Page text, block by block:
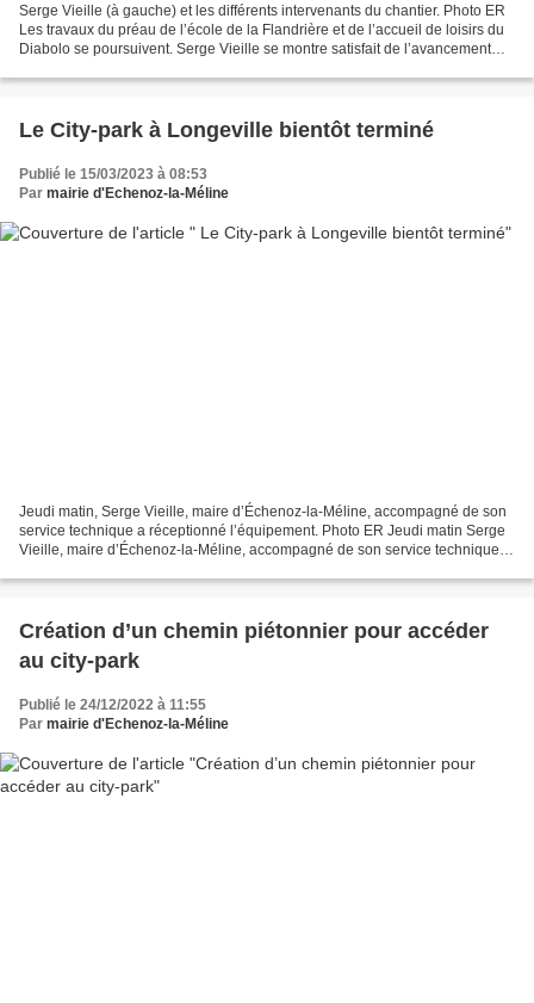
Serge Vieille (à gauche) et les différents intervenants du chantier. Photo ER
Les travaux du préau de l’école de la Flandrière et de l’accueil de loisirs du
Diabolo se poursuivent. Serge Vieille se montre satisfait de l’avancement
Le City-park à Longeville bientôt terminé
Publié le 15/03/2023 à 08:53
Par mairie d'Echenoz-la-Méline
Jeudi matin, Serge Vieille, maire d’Échenoz-la-Méline, accompagné de son
service technique a réceptionné l’équipement. Photo ER Jeudi matin Serge
Vieille, maire d’Échenoz-la-Méline, accompagné de son service technique, a
Création d’un chemin piétonnier pour accéder
au city-park
Publié le 24/12/2022 à 11:55
Par mairie d'Echenoz-la-Méline